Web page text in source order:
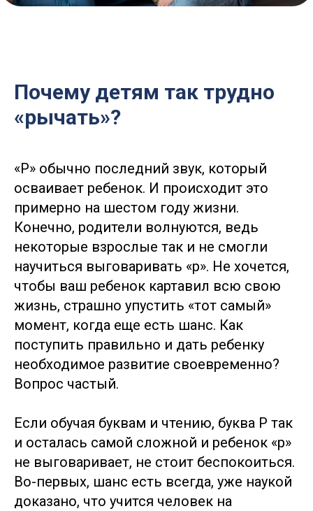
Почему детям так трудно
«рычать»?
«Р» обычно последний звук, который
осваивает ребенок. И происходит это
примерно на шестом году жизни.
Конечно, родители волнуются, ведь
некоторые взрослые так и не смогли
научиться выговаривать «р». Не хочется,
чтобы ваш ребенок картавил всю свою
жизнь, страшно упустить «тот самый»
момент, когда еще есть шанс. Как
поступить правильно и дать ребенку
необходимое развитие своевременно?
Вопрос частый.
Если обучая буквам и чтению, буква Р так
и осталась самой сложной и ребенок «р»
не выговаривает, не стоит беспокоиться.
Во-первых, шанс есть всегда, уже наукой
доказано, что учится человек на